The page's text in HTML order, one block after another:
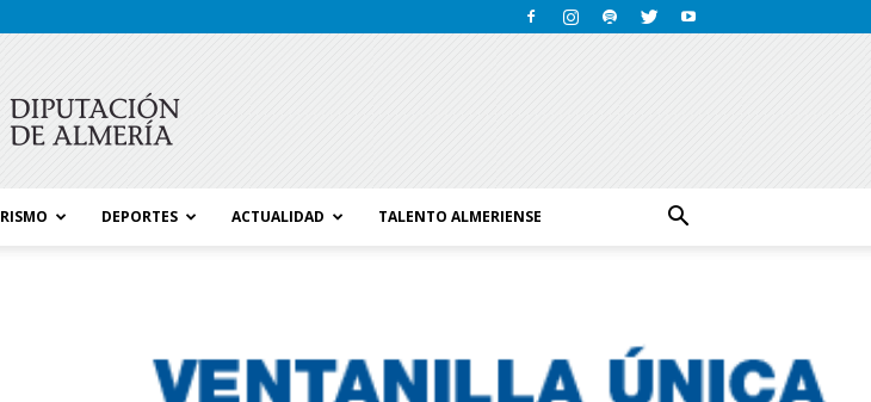
DEPORTES ACTUALIDAD TALENTO ALMERIENSE